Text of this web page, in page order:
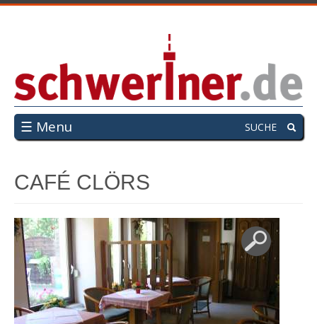
☰ Menu SUCHE
CAFÉ CLÖRS